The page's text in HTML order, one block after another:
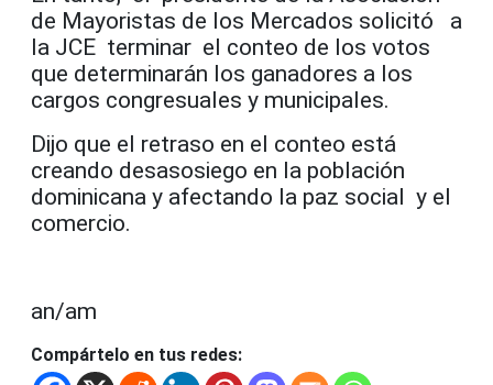
de Mayoristas de los Mercados solicitó a
la JCE terminar el conteo de los votos
que determinarán los ganadores a los
cargos congresuales y municipales.
Dijo que el retraso en el conteo está
creando desasosiego en la población
dominicana y afectando la paz social y el
comercio.
an/am
Compártelo en tus redes: